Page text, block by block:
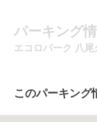
パーキング
エコロパーク 八
このパーキング